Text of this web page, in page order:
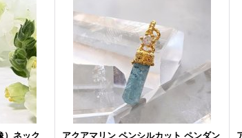
）ネック
アクアマリン ペンシルカット ペンダン